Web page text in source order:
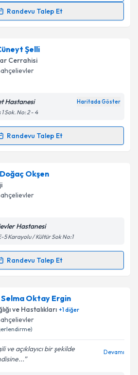
Randevu Talep Et
e-posta ile bilgilendireceğiz.
işlenmesine ilişkin
ve kişisel verilerimin belirtilen
işlenmesini kabul ediyorum.
Şelli
Cerrahisi
Hastanesi Haritada Göster
Sok. No: 2 - 4
Randevu Talep Et
Talebi
Şelliiçin randevu takvimi talebi
uzmandan randevu almanız için bir
e-posta ile bilgilendireceğiz.
işlenmesine ilişkin
ve kişisel verilerimin belirtilen
Talebini Gönder
Okşen
Hastanesi
5 Karayolu / Kültür Sok No:1
Randevu Talep Et
Talebi
Okşen için randevu takvimi talebi
uzmandan randevu almanız için bir
e-posta ile bilgilendireceğiz.
Selma Oktay Ergin
ve Hastalıkları +1diğer
ve açıklayıcı bir şekilde
Devamı